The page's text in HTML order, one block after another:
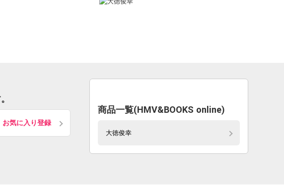
お気に入り登録
商品一覧(HMV&BOOKS online)
大徳俊幸